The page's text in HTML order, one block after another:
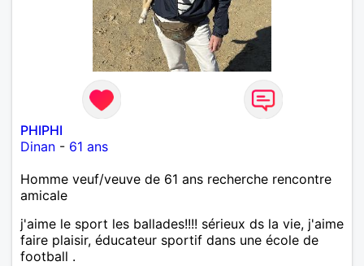
PHIPHI
Dinan - 61 ans
Homme veuf/veuve de 61 ans recherche rencontre
amicale
j'aime le sport les ballades!!!! sérieux ds la vie, j'aime
faire plaisir, éducateur sportif dans une école de
football .